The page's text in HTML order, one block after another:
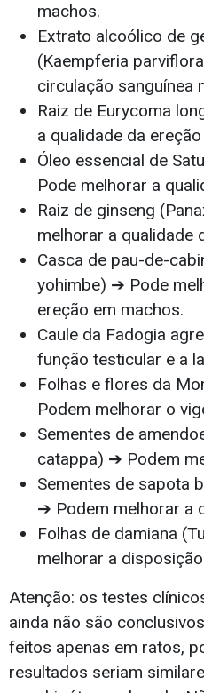
machos.
Extrato alcoólico de
(Kaempferia
circulação sanguínea
Raiz de Eurycoma
a qualidade da
Óleo essencial de
Pode melhorar a
Raiz de ginseng
melhorar a qualidade
Casca de pau-de-
yohimbe) ➔ Pode
ereção em machos.
Caule da Fadogia
função testicular e a
Folhas e flores da
Podem melhorar o
Sementes de
catappa) ➔ Podem
Sementes de sapota
➔ Podem melhorar a
Folhas de damiana
melhorar a
Atenção: os testes
ainda não são
feitos apenas em ratos,
resultados seriam